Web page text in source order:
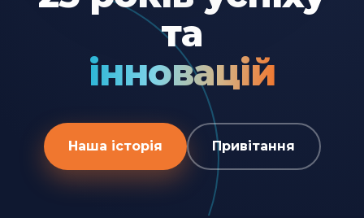
та
інновацій
Наша історія Привітання